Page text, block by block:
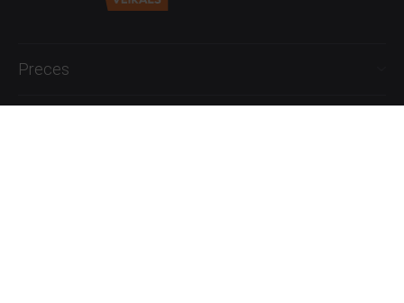
Preces